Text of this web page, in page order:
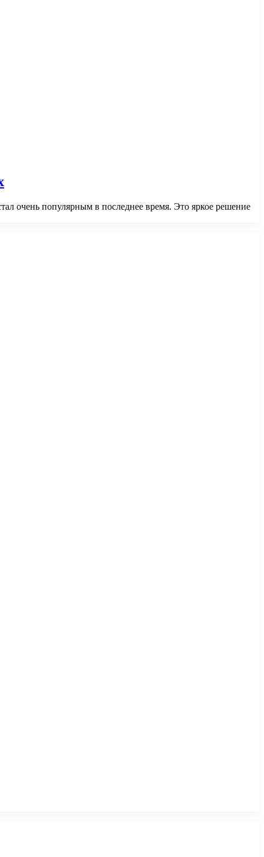
очень популярным в последнее время. Это яркое решение